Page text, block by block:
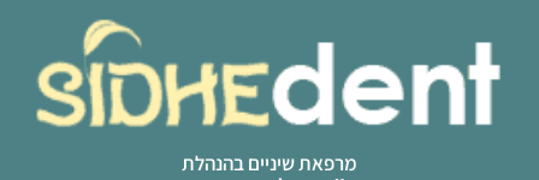
מרפאת שיניים בהנהלת